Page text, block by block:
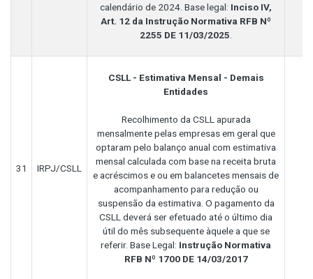
calendário de 2024. Base legal: Inciso IV,
Art. 12 da Instrução Normativa RFB Nº
2255 DE 11/03/2025
31 IRPJ/CSLL
CSLL - Estimativa Mensal - Demais
Entidades
Recolhimento da CSLL apurada
mensalmente pelas empresas em geral que
optaram pelo balanço anual com estimativa
mensal calculada com base na receita bruta
e acréscimos e ou em balancetes mensais de
acompanhamento para redução ou
suspensão da estimativa. O pagamento da
CSLL deverá ser efetuado até o último dia
útil do mês subsequente àquele a que se
referir. Base Legal: Instrução Normativa
RFB Nº 1700 DE 14/03/2017